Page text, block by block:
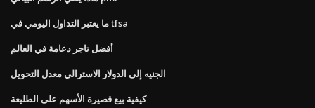
ما يعتبر التداول اليومي في tfsa
أفضل تاجر دعامة في العالم
الجنيه إلى الدولار الاسترالي معدل التحويل
كيفية بيع قصيرة الأسهم على الطليعة